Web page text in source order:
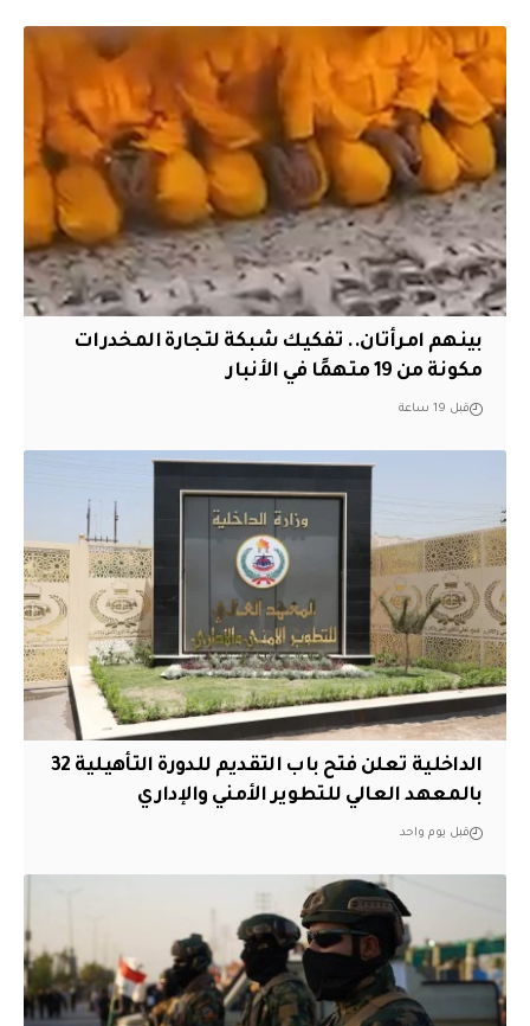
بينهم امرأتان.. تفكيك شبكة لتجارة المخدرات
مكونة من 19 متهمًا في الأنبار
قبل 19 ساعة
الداخلية تعلن فتح باب التقديم للدورة التأهيلية 32
بالمعهد العالي للتطوير الأمني والإداري
قبل يوم واحد